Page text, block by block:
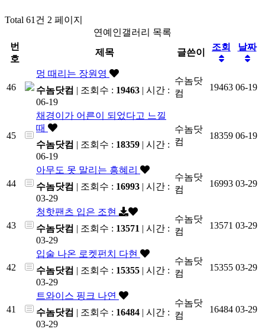
Total 61건 2 페이지
연예인갤러리 목록
번
호
제목 글쓴이
조회 날짜
46
멍 때리는 장원영
수놈닷컴 | 조회수 : 19463 | 시간 :
06-19
수놈닷
컴
19463 06-19
45
채경이가 어른이 되었다고 느낄
때
수놈닷컴 | 조회수 : 18359 | 시간 :
06-19
수놈닷
컴
18359 06-19
44
아무도 못 말리는 흥혜리
수놈닷컴 | 조회수 : 16993 | 시간 :
03-29
수놈닷
컴
16993 03-29
43
청핫팬츠 입은 조현
수놈닷컴 | 조회수 : 13571 | 시간 :
03-29
수놈닷
컴
13571 03-29
42
입술 나온 로켓펀치 다현
수놈닷컴 | 조회수 : 15355 | 시간 :
03-29
수놈닷
컴
15355 03-29
41
트와이스 핑크 나연
수놈닷컴 | 조회수 : 16484 | 시간 :
03-29
수놈닷
컴
16484 03-29